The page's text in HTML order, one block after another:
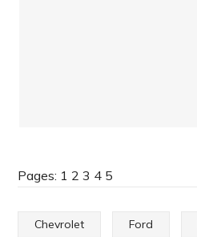
Pages: 1 2 3 4 5
Chevrolet Ford